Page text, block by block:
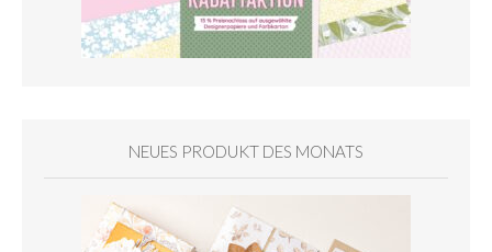
NEUES PRODUKT DES MONATS